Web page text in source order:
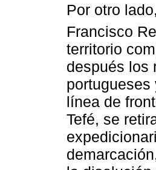
Por otro
Francisco
territorio
después los
línea de
Tefé, se